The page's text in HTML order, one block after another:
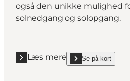
også den unikke mulighed
solnedgang og solopgang.
Læs mere
Læs mere "Glampingtelte på
Se på kort
show Glampingtelte